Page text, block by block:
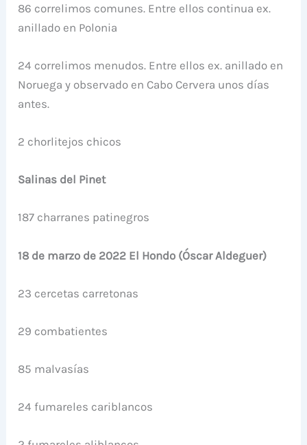
86 correlimos comunes. Entre ellos continua ex.
anillado en Polonia
24 correlimos menudos. Entre ellos ex. anillado en
Noruega y observado en Cabo Cervera unos días
antes.
2 chorlitejos chicos
Salinas del Pinet
187 charranes patinegros
18 de marzo de 2022 El Hondo (Óscar Aldeguer)
23 cercetas carretonas
29 combatientes
85 malvasías
24 fumareles cariblancos